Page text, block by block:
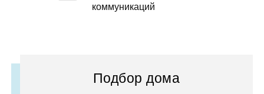
коммуникаций
Подбор дома